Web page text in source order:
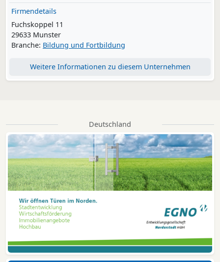
Firmendetails
Fuchskoppel 11
29633 Munster
Branche: Bildung und Fortbildung
Weitere Informationen zu diesem Unternehmen
Deutschland